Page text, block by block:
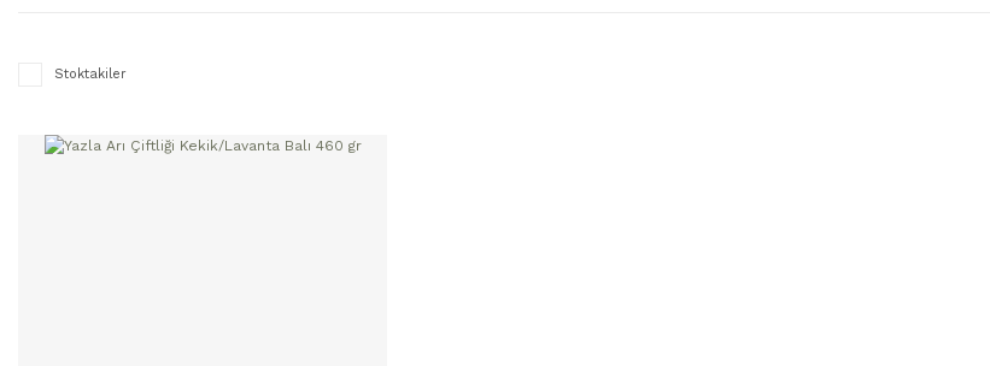
Stoktakiler